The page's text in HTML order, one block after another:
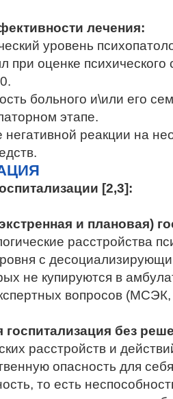
лечения:
уровень
оценке психического
больного и\или его
этапе.
реакции на
[2,3]:
и плановая)
расстройства
с
не купируются в
вопросов
госпитализация без
расстройств и
опасность для
то есть